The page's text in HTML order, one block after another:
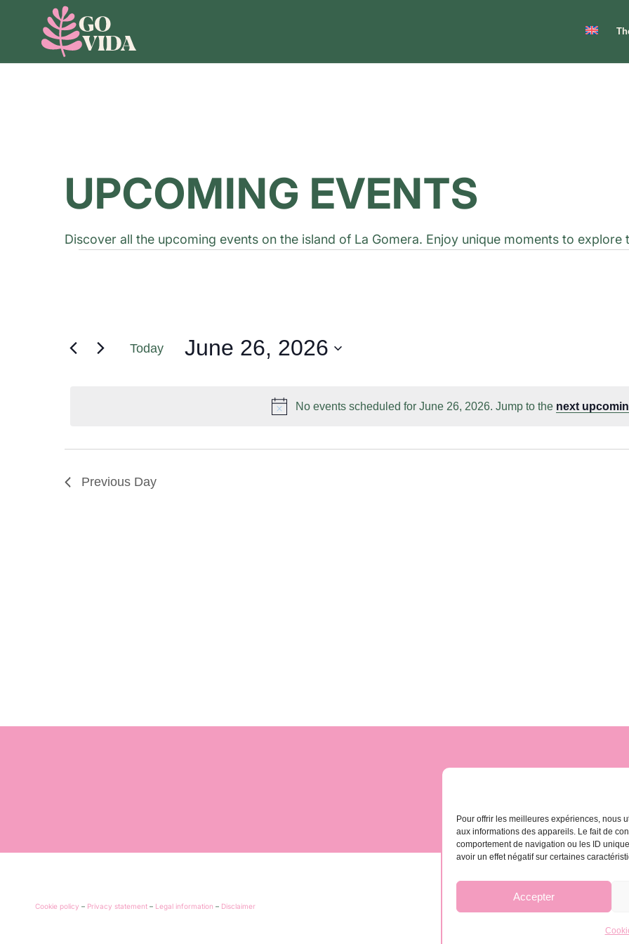
Pour offrir les meilleures expériences, nous
aux informations des appareils. Le fait de
comportement de navigation ou les ID
avoir un effet négatif sur certaines
Accepter
UPCOMING EVENTS
Discover all the upcoming events on the island of La Gomera. Enjoy unique moments to
Notice
No events scheduled for June 26, 2026. Jump to the next
Today June 26, 2026
Previous Day
contact@gomera-
Cookie policy – Privacy statement – Legal information – Disclaimer